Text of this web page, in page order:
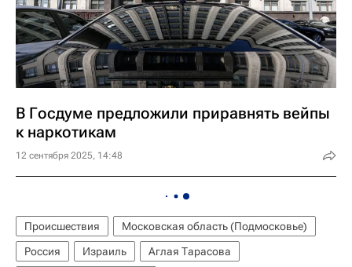
В Госдуме предложили приравнять вейпы
к наркотикам
12 сентября 2025, 14:48
Происшествия
Московская область (Подмосковье)
Россия
Израиль
Аглая Тарасова